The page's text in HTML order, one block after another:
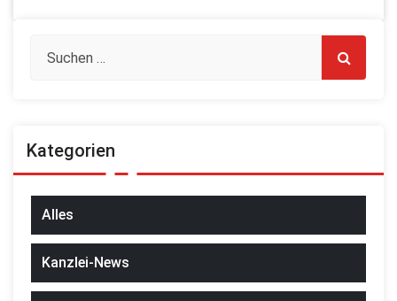
Kategorien
Alles
Kanzlei-News